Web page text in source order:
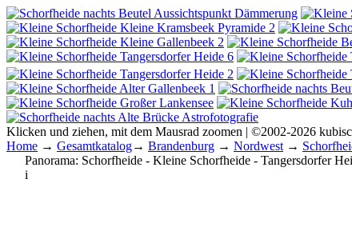
Klicken und ziehen, mit dem Mausrad zoomen | ©2002-2026
Home → Gesamtkatalog→ Brandenburg → Nordwest →
Panorama: Schorfheide - Kleine Schorfheide - Tangersdorfer
i